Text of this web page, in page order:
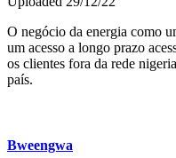
O negócio da energia como
um acesso a longo prazo
os clientes fora da rede
país.
Bweengwa